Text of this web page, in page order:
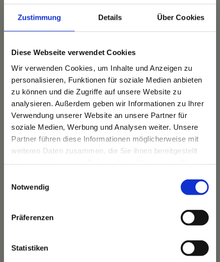
Zustimmung Details Über Cookies
Diese Webseite verwendet Cookies
Wir verwenden Cookies, um Inhalte und Anzeigen zu
personalisieren, Funktionen für soziale Medien anbieten
zu können und die Zugriffe auf unsere Website zu
analysieren. Außerdem geben wir Informationen zu Ihrer
Verwendung unserer Website an unsere Partner für
soziale Medien, Werbung und Analysen weiter. Unsere
Partner führen diese Informationen möglicherweise mit
weiteren Daten zusammen, die Sie ihnen bereitgestellt
Notwendig
Präferenzen
Statistiken
Ihre Gastgeber
Unsere Tradition
Das Bauernhaus
Unser Team